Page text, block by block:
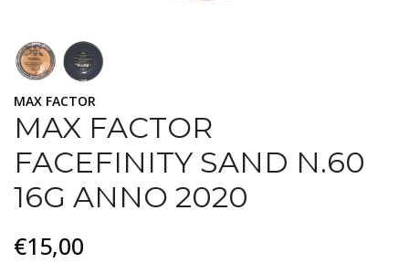
MAX FACTOR
MAX FACTOR
FACEFINITY SAND N.60
16G ANNO 2020
€15,00